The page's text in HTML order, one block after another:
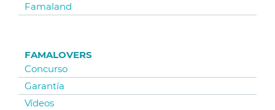
Famaland
FAMALOVERS
Concurso
Garantía
Vídeos